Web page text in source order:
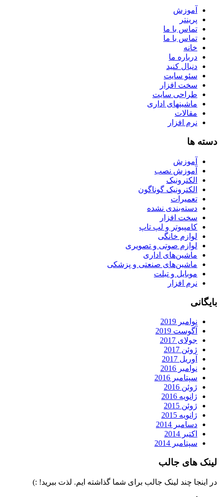
آموزش
پرینتر
تماس با ما
تماس با ما
خانه
درباره ما
دنبال کنید
سئو سایت
سخت افزار
طراحی سایت
ماشینهای اداری
مقالات
نرم افزار
دسته ها
آموزش
آموزش نصب
الکترونیک
الکترونیک گوناگون
تعمیرات
دسته‌بندی نشده
سخت افزار
کامپیوتر و لپ تاپ
لوازم خانگی
لوازم صوتی و تصویری
ماشین‌های اداری
ماشین‌های صنعتی و پزشکی
موبایل و تبلت
نرم افزار
بایگانی
نوامبر 2019
آگوست 2019
جولای 2017
ژوئن 2017
آوریل 2017
نوامبر 2016
سپتامبر 2016
ژوئن 2016
ژانویه 2016
ژوئن 2015
ژانویه 2015
دسامبر 2014
اکتبر 2014
سپتامبر 2014
لینک های جالب
در اینجا چند لینک جالب برای شما گذاشته ایم. لذت ببرید! :)